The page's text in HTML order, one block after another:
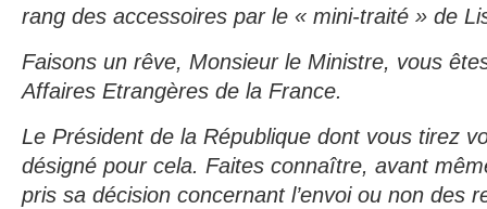
rang des accessoires par le « mini-traité » de
Faisons un rêve, Monsieur le Ministre, vous
Affaires Etrangères de la France.
Le Président de la République dont vous tirez
désigné pour cela. Faites connaître, avant
pris sa décision concernant l’envoi ou non des